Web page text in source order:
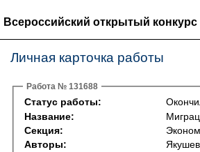
Всероссийский открытый
Личная карточка работы
Работа № 131688
Статус работы:
Название:
Секция:
Авторы: